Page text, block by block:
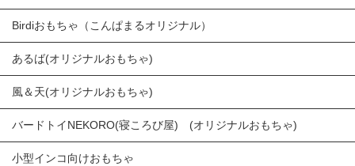
Birdiおもちゃ（こんぱまるオリジナル）
あるば(オリジナルおもちゃ)
風＆天(オリジナルおもちゃ)
バードトイNEKORO(寝ころび屋) (オリジナルおもちゃ)
小型インコ向けおもちゃ